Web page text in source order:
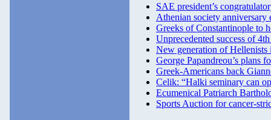
SAE president’s
Athenian society anniversary
Greeks of Constantinople to
Unprecedented success of
New generation of
George Papandreou’s plans
Greek-Americans back
Celik: “Halki seminary can
Ecumenical Patriarch
Sports Auction for cancer-